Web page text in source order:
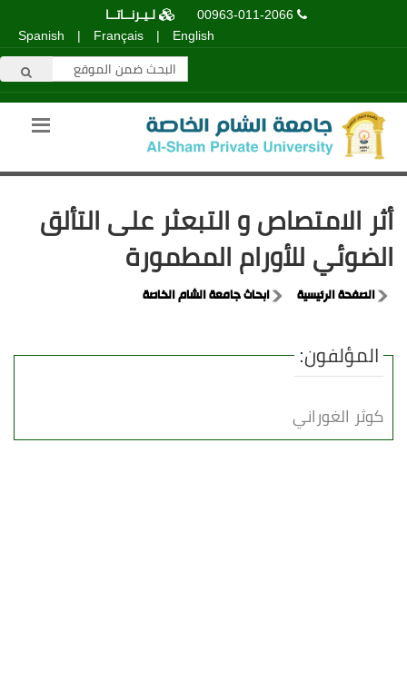
00963-011-2066
لـيـرنــاتــا
English
|
Français
|
Spanish
أثر الامتصاص و التبعثر على التألق
الضوئي للأورام المطمورة
الصفحة الرئيسية ابحاث جامعة الشام الخاصة
المؤلفون:
كوثر الغوراني